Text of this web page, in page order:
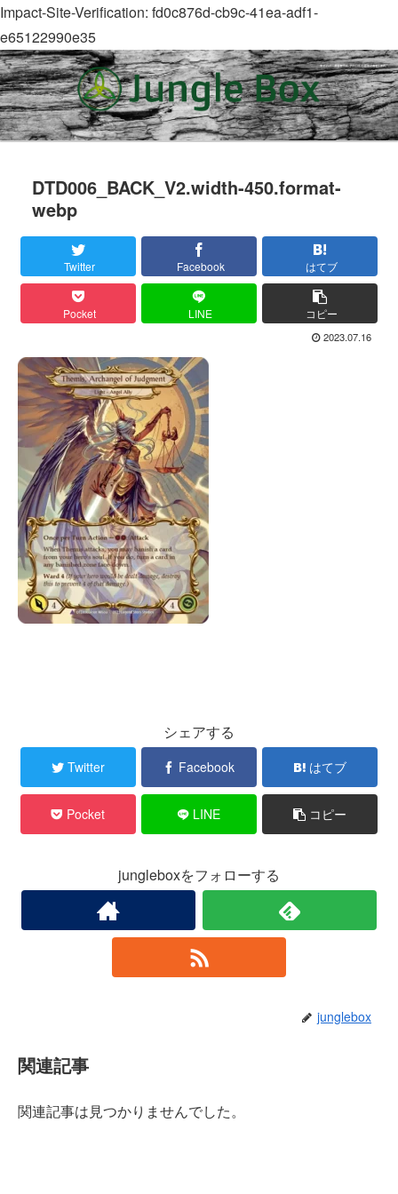
Impact-Site-Verification: fd0c876d-cb9c-41ea-adf1-
e65122990e35
DTD006_BACK_V2.width-450.format-
webp
Twitter Facebook はてブ
Pocket LINE コピー
2023.07.16
シェアする
Twitter Facebook はてブ
Pocket LINE コピー
jungleboxをフォローする
junglebox
関連記事
関連記事は見つかりませんでした。